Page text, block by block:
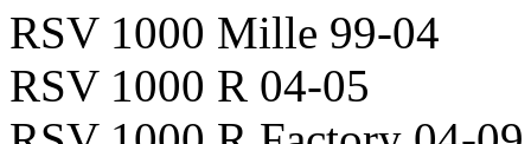
RSV 1000 Mille 99-04
RSV 1000 R 04-05